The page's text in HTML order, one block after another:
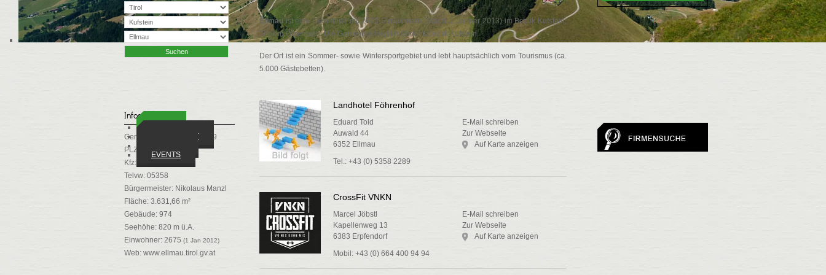
WIRTSCHAFT
EVENTS
Infos
Gemeindekennziffer: 70509
PLZ: 6352
Kfz: KU
Telvw: 05358
Bürgermeister: Nikolaus Manzl
Fläche: 3.631,66 m²
Gebäude: 974
Seehöhe: 820 m ü.A.
Einwohner: 2675 (1 Jan 2012)
Web: www.ellmau.tirol.gv.at
Ellmau ist eine Gemeinde mit 2675 Einwohnern (Stand 1. Jänner 2013) im Bezirk Kufstein,
Tirol, in Österreich. Die Gemeinde liegt im Gerichtsbezirk Kufstein.
Der Ort ist ein Sommer- sowie Wintersportgebiet und lebt hauptsächlich vom Tourismus (ca.
5.000 Gästebetten).
Landhotel Föhrenhof
Eduard Told
Auwald 44
6352 Ellmau
Tel.: +43 (0) 5358 2289
E-Mail schreiben
Zur Webseite
Auf Karte anzeigen
CrossFit VNKN
Marcel Jöbstl
Kapellenweg 13
6383 Erpfendorf
Mobil: +43 (0) 664 400 94 94
E-Mail schreiben
Zur Webseite
Auf Karte anzeigen